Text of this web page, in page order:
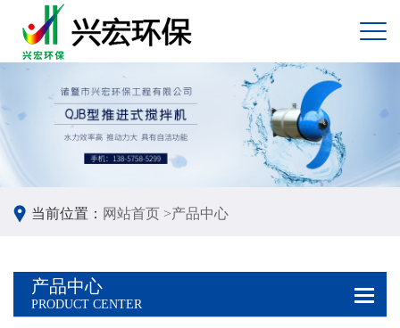
当前位置： 网站首页 >产品中心
产品中心
PRODUCT CENTER